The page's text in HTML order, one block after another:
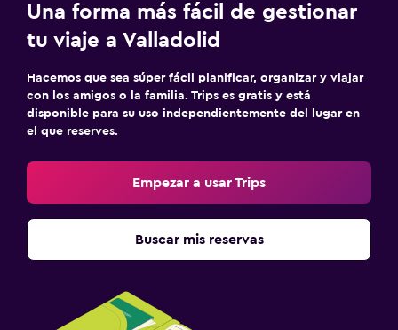
Una forma más fácil de gestionar
tu viaje a Valladolid
Hacemos que sea súper fácil planificar, organizar y viajar
con los amigos o la familia. Trips es gratis y está
disponible para su uso independientemente del lugar en
el que reserves.
Empezar a usar Trips
Buscar mis reservas